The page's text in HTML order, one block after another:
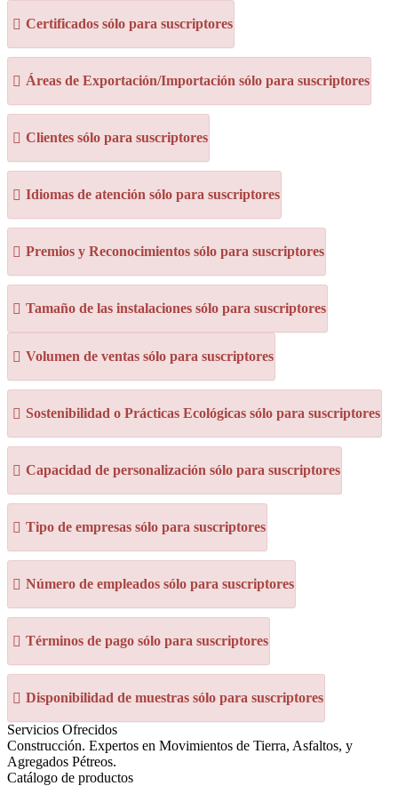
Certificados sólo para suscriptores
Áreas de Exportación/Importación sólo para suscriptores
Clientes sólo para suscriptores
Idiomas de atención sólo para suscriptores
Premios y Reconocimientos sólo para suscriptores
Tamaño de las instalaciones sólo para suscriptores
Volumen de ventas sólo para suscriptores
Sostenibilidad o Prácticas Ecológicas sólo para suscriptores
Capacidad de personalización sólo para suscriptores
Tipo de empresas sólo para suscriptores
Número de empleados sólo para suscriptores
Términos de pago sólo para suscriptores
Disponibilidad de muestras sólo para suscriptores
Servicios Ofrecidos
Construcción. Expertos en Movimientos de Tierra, Asfaltos, y
Agregados Pétreos.
Catálogo de productos